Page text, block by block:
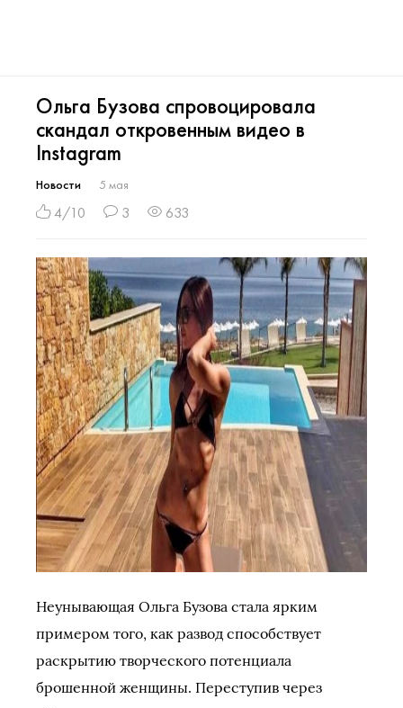
Ольга Бузова спровоцировала
скандал откровенным видео в
Instagram
Новости 5 мая
4/10 3 633
Неунывающая Ольга Бузова стала ярким
примером того, как развод способствует
раскрытию творческого потенциала
брошенной женщины. Переступив через